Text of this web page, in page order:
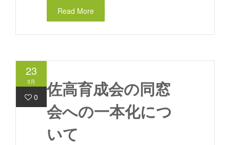
Read More
23
3月
0
佐高育成会の同窓
会への一本化につ
いて